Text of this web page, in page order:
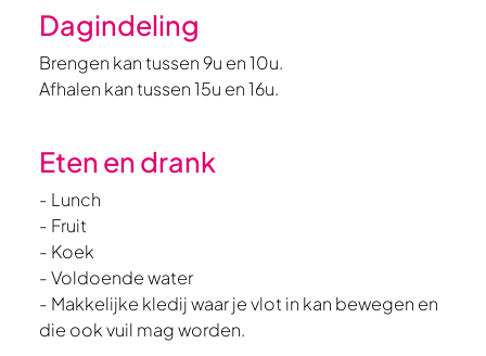
Dagindeling
Brengen kan tussen 9u en 10u.
Afhalen kan tussen 15u en 16u.
Eten en drank
- Lunch
- Fruit
- Koek
- Voldoende water
- Makkelijke kledij waar je vlot in kan bewegen en
die ook vuil mag worden.